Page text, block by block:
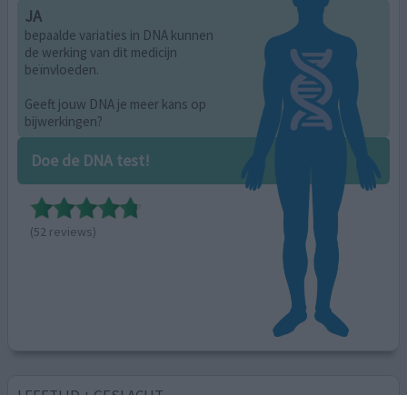
JA
bepaalde variaties in DNA kunnen
de werking van dit medicijn
beïnvloeden.
Geeft jouw DNA je meer kans op
bijwerkingen?
Doe de DNA test!
(52 reviews)